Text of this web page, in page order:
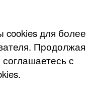
cookies для более
Продолжая
с